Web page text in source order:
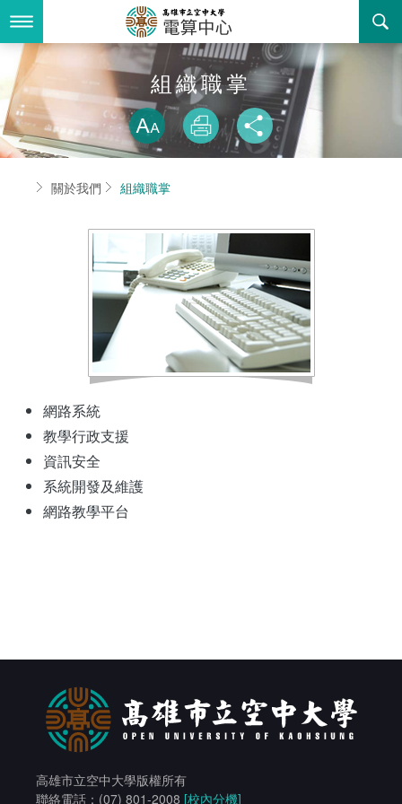
到
要
容
最新消息
關於我們
組織職掌
聯絡資訊
業務服務
法令規章
資訊相關法規
智慧財產權宣導
自由軟體清單
統計資訊服務
資料開放
常見問答
書表下載
組織職掌
放大
列印 分享
首頁關於我們 組織職掌
網路系統
教學行政支援
資訊安全
系統開發及維護
網路教學平台
高雄市立空中大學版權所有
聯絡電話：(07) 801-2008 [校內分機]